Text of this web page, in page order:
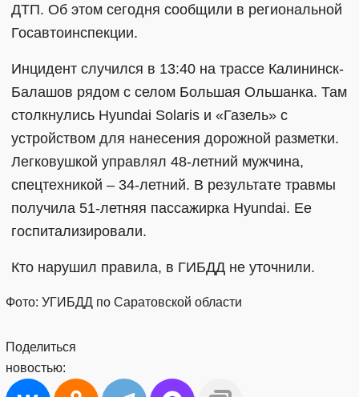
ДТП. Об этом сегодня сообщили в региональной
Госавтоинспекции.
Инцидент случился в 13:40 на трассе Калининск-
Балашов рядом с селом Большая Ольшанка. Там
столкнулись Hyundai Solaris и «Газель» с
устройством для нанесения дорожной разметки.
Легковушкой управлял 48-летний мужчина,
спецтехникой – 34-летний. В результате травмы
получила 51-летняя пассажирка Hyundai. Ее
госпитализировали.
Кто нарушил правила, в ГИБДД не уточнили.
Фото: УГИБДД по Саратовской области
Поделиться
новостью: